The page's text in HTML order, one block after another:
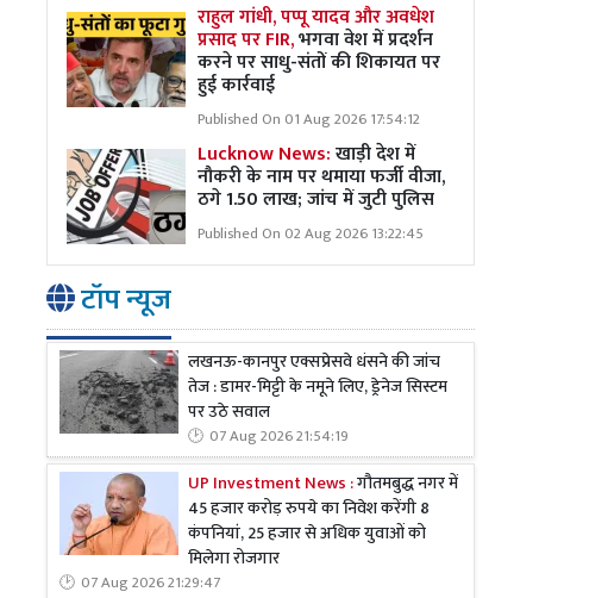
राहुल गांधी, पप्पू यादव और अवधेश
प्रसाद पर FIR,भगवा वेश में प्रदर्शन
करने पर साधु-संतों की शिकायत पर
हुई कार्रवाई
Published On 01 Aug 2026 17:54:12
Lucknow News:खाड़ी देश में
नौकरी के नाम पर थमाया फर्जी वीजा,
ठगे 1.50 लाख; जांच में जुटी पुलिस
Published On 02 Aug 2026 13:22:45
टॉप न्यूज
लखनऊ-कानपुर एक्सप्रेसवे धंसने की जांच
तेज : डामर-मिट्टी के नमूने लिए, ड्रेनेज सिस्टम
पर उठे सवाल
07 Aug 2026 21:54:19
UP Investment News :गौतमबुद्ध नगर में
45 हजार करोड़ रुपये का निवेश करेंगी 8
कंपनियां, 25 हजार से अधिक युवाओं को
मिलेगा रोजगार
07 Aug 2026 21:29:47